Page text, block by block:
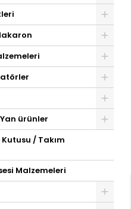
ürünler
/ Takım
Malzemeleri